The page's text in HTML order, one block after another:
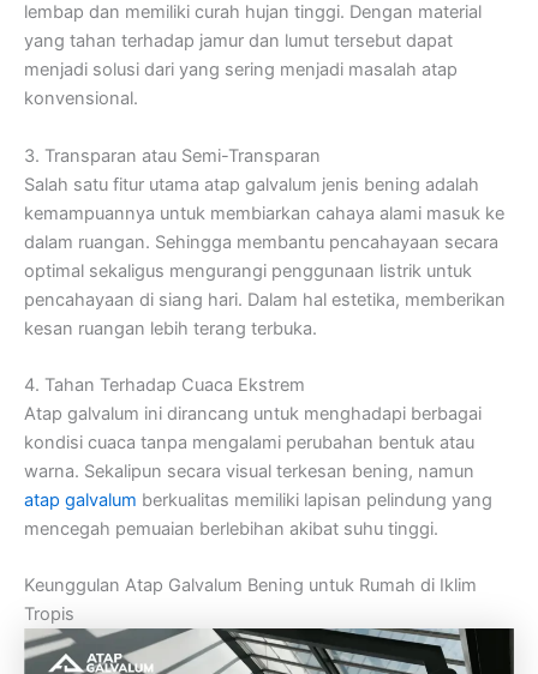
lembap dan memiliki curah hujan tinggi. Dengan material
yang tahan terhadap jamur dan lumut tersebut dapat
menjadi solusi dari yang sering menjadi masalah atap
konvensional.
3. Transparan atau Semi-Transparan
Salah satu fitur utama atap galvalum jenis bening adalah
kemampuannya untuk membiarkan cahaya alami masuk ke
dalam ruangan. Sehingga membantu pencahayaan secara
optimal sekaligus mengurangi penggunaan listrik untuk
pencahayaan di siang hari. Dalam hal estetika, memberikan
kesan ruangan lebih terang terbuka.
4. Tahan Terhadap Cuaca Ekstrem
Atap galvalum ini dirancang untuk menghadapi berbagai
kondisi cuaca tanpa mengalami perubahan bentuk atau
warna. Sekalipun secara visual terkesan bening, namun
atap galvalum berkualitas memiliki lapisan pelindung yang
mencegah pemuaian berlebihan akibat suhu tinggi.
Keunggulan Atap Galvalum Bening untuk Rumah di Iklim
Tropis